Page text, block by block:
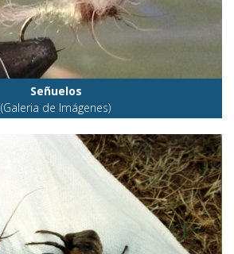
Señuelos
(Galeria de Imágenes)